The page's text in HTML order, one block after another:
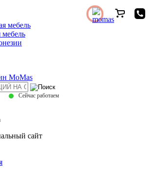
мебель
мебель
Сейчас работаем